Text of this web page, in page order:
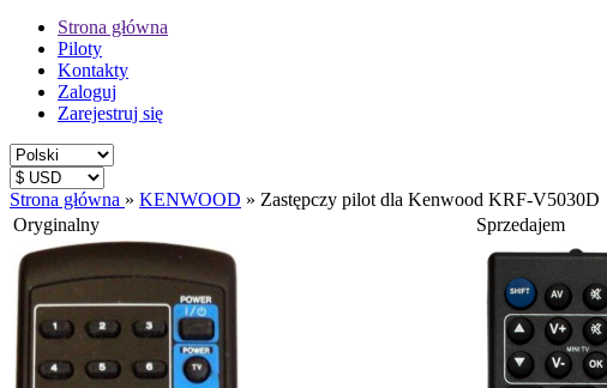
Strona główna
Piloty
Kontakty
Zaloguj
Zarejestruj się
Strona główna » KENWOOD » Zastępczy pilot dla Kenwood KRF-V5030D
Oryginalny
Sprzedajem